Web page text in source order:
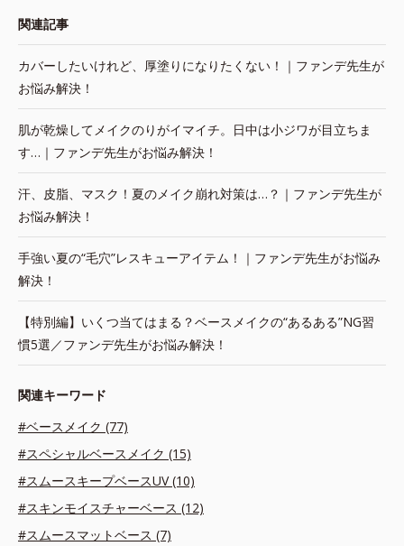
関連記事
カバーしたいけれど、厚塗りになりたくない！｜ファンデ先生が
お悩み解決！
肌が乾燥してメイクのりがイマイチ。日中は小ジワが目立ちま
す…｜ファンデ先生がお悩み解決！
汗、皮脂、マスク！夏のメイク崩れ対策は…？｜ファンデ先生が
お悩み解決！
手強い夏の“毛穴”レスキューアイテム！｜ファンデ先生がお悩み
解決！
【特別編】いくつ当てはまる？ベースメイクの“あるある”NG習
慣5選／ファンデ先生がお悩み解決！
関連キーワード
#ベースメイク (77)
#スペシャルベースメイク (15)
#スムースキープベースUV (10)
#スキンモイスチャーベース (12)
#スムースマットベース (7)